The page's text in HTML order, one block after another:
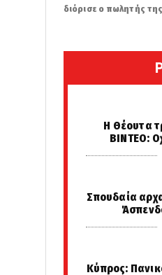
διόρισε ο πωλητής
H Θέουτα
ΒΙΝΤΕΟ:
Σπουδαία
Κύπρος: